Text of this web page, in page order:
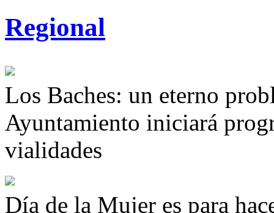
Regional
Los Baches: un eterno
Ayuntamiento iniciará
vialidades
Día de la Mujer es para